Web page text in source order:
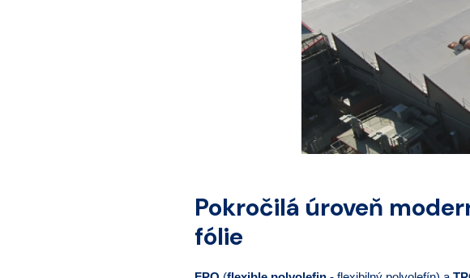
Pokročilá úroveň
fólie